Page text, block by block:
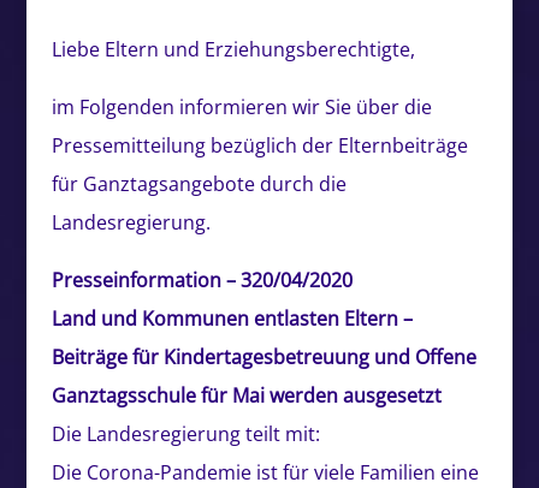
Liebe Eltern und Erziehungsberechtigte,
im Folgenden informieren wir Sie über die
Pressemitteilung bezüglich der Elternbeiträge
für Ganztagsangebote durch die
Landesregierung.
Presseinformation – 320/04/2020
Land und Kommunen entlasten Eltern –
Beiträge für Kindertagesbetreuung und Offene
Ganztagsschule für Mai werden ausgesetzt
Die Landesregierung teilt mit:
Die Corona-Pandemie ist für viele Familien eine